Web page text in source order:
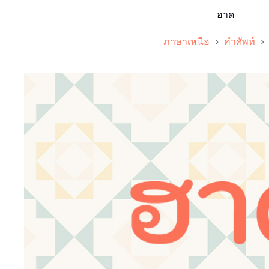
ฮาด
ภาษาเหนือ คำศัพท์